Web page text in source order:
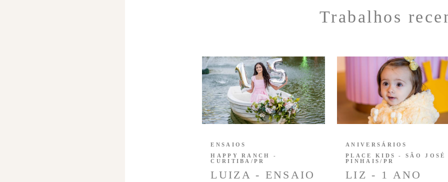
Trabalhos
LUIZA - ENSAIO
ENSAIOS
HAPPY RANCH -
CURITIBA/PR
LIZ - 1 ANO
ANIVERSÁRIOS
PLACE KIDS - SÃO JOSÉ
PINHAIS/PR